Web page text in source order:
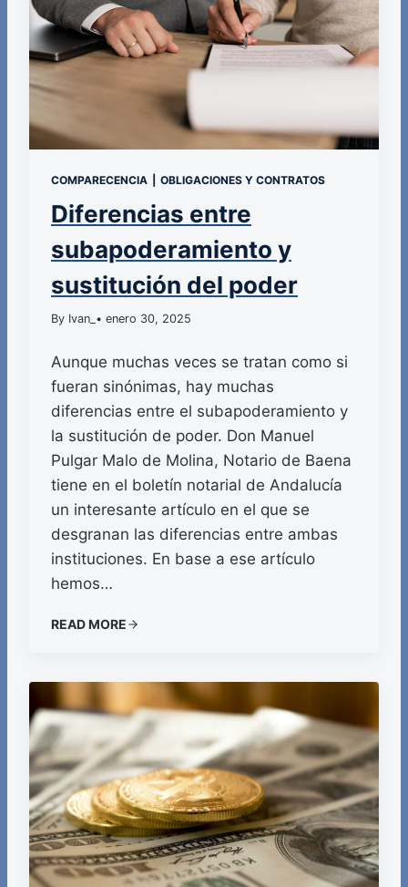
COMPARECENCIA OBLIGACIONES Y CONTRATOS
Diferencias entre
subapoderamiento y
sustitución del poder
By Ivan_ • enero 30, 2025
Aunque muchas veces se tratan como si
fueran sinónimas, hay muchas
diferencias entre el subapoderamiento y
la sustitución de poder. Don Manuel
Pulgar Malo de Molina, Notario de Baena
tiene en el boletín notarial de Andalucía
un interesante artículo en el que se
desgranan las diferencias entre ambas
instituciones. En base a ese artículo
hemos…
READ MORE